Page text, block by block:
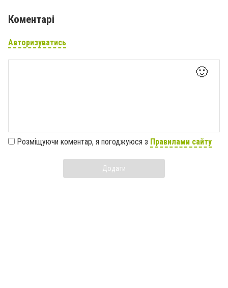
Коментарі
Авторизуватись
🙂
Розміщуючи коментар, я погоджуюся з Правилами сайту
Додати